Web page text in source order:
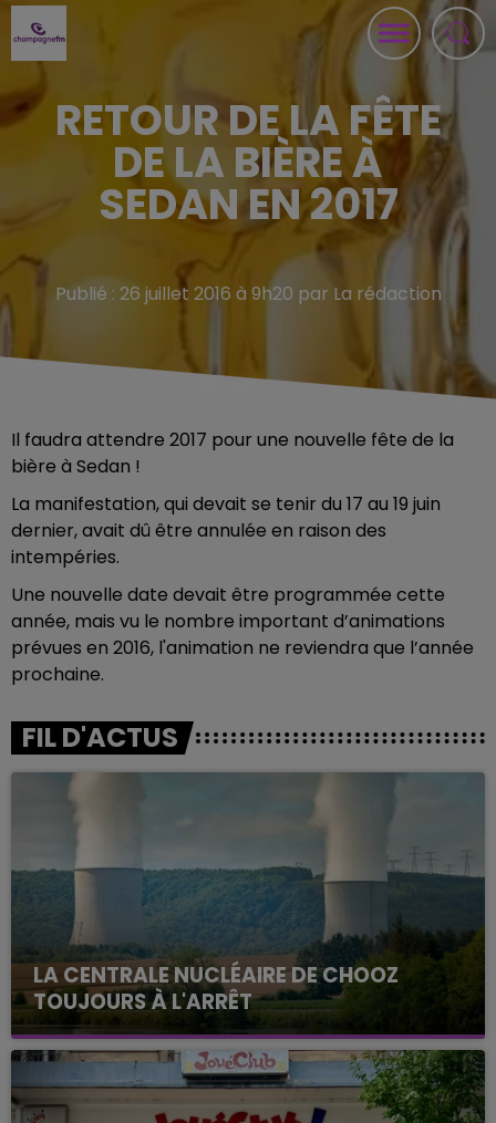
RETOUR DE LA FÊTE
DE LA BIÈRE À
SEDAN EN 2017
Publié : 26 juillet 2016 à 9h20 par La rédaction
Il faudra attendre 2017 pour une nouvelle fête de la
bière à Sedan !
La manifestation, qui devait se tenir du 17 au 19 juin
dernier, avait dû être annulée en raison des
intempéries.
Une nouvelle date devait être programmée cette
année, mais vu le nombre important d’animations
prévues en 2016, l'animation ne reviendra que l’année
prochaine.
FIL D'ACTUS
LA CENTRALE NUCLÉAIRE DE CHOOZ
TOUJOURS À L'ARRÊT
Cela fait déjà une semaine que la centrale
nucléaire ardennaise est à l'arrêt. Une situation
justifiée par la sécheresse intense qui est toujours
présente.